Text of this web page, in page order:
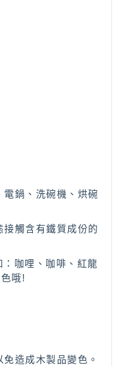
電鍋、洗碗機、烘碗
接觸含有鐵質成份的
咖哩、咖啡、紅龍
哦!
造成木製品變色。